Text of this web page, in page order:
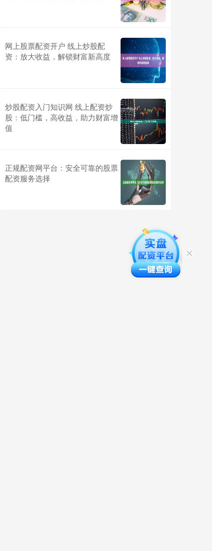
网上股票配资开户 线上炒股配
资：放大收益，解锁财富新高度
炒股配资入门知识网 线上配资炒
股：低门槛，高收益，助力财富增
值
正规配资网平台：安全可靠的股票
配资服务选择